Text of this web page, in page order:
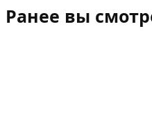
Ранее вы